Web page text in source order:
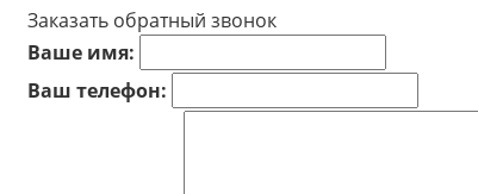
Заказать обратный звонок
Ваше имя:
Ваш телефон: